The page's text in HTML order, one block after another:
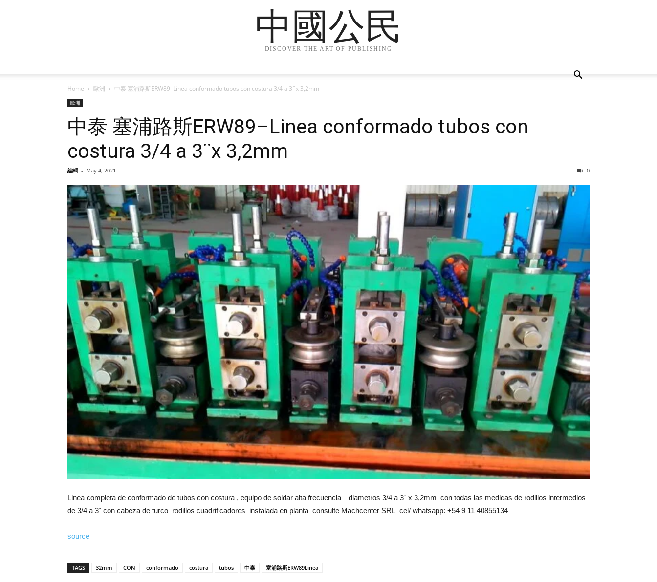
中國公民
DISCOVER THE ART OF PUBLISHING
Home 歐洲 中泰 塞浦路斯ERW89–Linea conformado tubos con costura 3/4 a 3¨x 3,2mm
歐洲
中泰 塞浦路斯ERW89–Linea conformado tubos con
costura 3/4 a 3¨x 3,2mm
編輯 - May 4, 2021 0
Linea completa de conformado de tubos con costura , equipo de soldar alta frecuencia—diametros 3/4 a 3¨ x 3,2mm–con todas las medidas de rodillos intermedios
de 3/4 a 3¨ con cabeza de turco–rodillos cuadrificadores–instalada en planta–consulte Machcenter SRL–cel/ whatsapp: +54 9 11 40855134
source
TAGS 32mm CON conformado costura tubos 中泰 塞浦路斯ERW89Linea